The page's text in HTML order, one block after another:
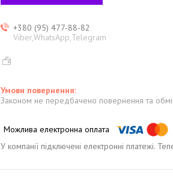
+380 (95) 477-88-82
Viber,WhatsApp,Telegram
Законом не передбачено повернення та
У компанії підключені електронні платежі.